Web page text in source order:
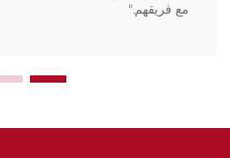
مع فريقهم."